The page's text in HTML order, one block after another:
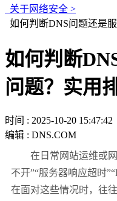
关于网络安全 >
如何判断DNS问题还是
如何判断
问题？实用
时间 : 2025-10-20 15:47:42
编辑 : DNS.COM
在日常网站运维或网
不开”“服务器响应超时
在面对这些情况时，往